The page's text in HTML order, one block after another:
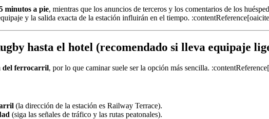
minutos a pie, mientras que los anuncios de terceros y los comentarios de los
y la salida exacta de la estación influirán en el tiempo.
hasta el hotel (recomendado si lleva equipaje
del ferrocarril, por lo que caminar suele ser la opción más sencilla.
(la dirección de la estación es Railway Terrace).
(siga las señales de tráfico y las rutas peatonales).